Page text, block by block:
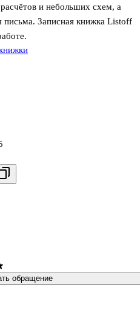
и небольших схем, а
письма. Записная книжка Listoff
обращение